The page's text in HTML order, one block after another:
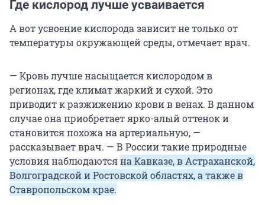
Где кислород лучше усваивается
А вот усвоение кислорода зависит не только от
температуры окружающей среды, отмечает врач.
— Кровь лучше насыщается кислородом в
регионах, где климат жаркий и сухой. Это
приводит к разжижению крови в венах. В данном
случае она приобретает ярко-алый оттенок и
становится похожа на артериальную, —
рассказывает врач. — В России такие природные
условия наблюдаютсяна Кавказе, в Астраханской,
Волгоградской и Ростовской областях, а также в
Ставропольском крае.